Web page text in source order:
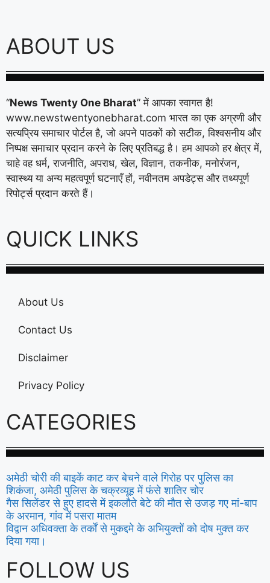
ABOUT US
“News Twenty One Bharat” में आपका स्वागत है!
www.newstwentyonebharat.com भारत का एक अग्रणी और
सत्यप्रिय समाचार पोर्टल है, जो अपने पाठकों को सटीक, विश्वसनीय और
निष्पक्ष समाचार प्रदान करने के लिए प्रतिबद्ध है। हम आपको हर क्षेत्र में,
चाहे वह धर्म, राजनीति, अपराध, खेल, विज्ञान, तकनीक, मनोरंजन,
स्वास्थ्य या अन्य महत्वपूर्ण घटनाएँ हों, नवीनतम अपडेट्स और तथ्यपूर्ण
रिपोर्ट्स प्रदान करते हैं।
QUICK LINKS
About Us
Contact Us
Disclaimer
Privacy Policy
CATEGORIES
अमेठी चोरी की बाइकें काट कर बेचने वाले गिरोह पर पुलिस का
शिकंजा, अमेठी पुलिस के चक्रव्यूह में फंसे शातिर चोर
गैस सिलेंडर से हुए हादसे में इकलौते बेटे की मौत से उजड़ गए मां-बाप
के अरमान, गांव में पसरा मातम
विद्वान अधिवक्ता के तर्कों से मुकद्दमे के अभियुक्तों को दोष मुक्त कर
दिया गया।
FOLLOW US